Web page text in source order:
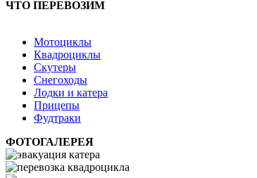
ЧТО ПЕРЕВОЗИМ
Мотоциклы
Квадроциклы
Скутеры
Снегоходы
Лодки и катера
Прицепы
Фудтраки
ФОТОГАЛЕРЕЯ